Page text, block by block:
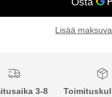
Lisää
3-8